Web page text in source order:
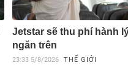
Jetstar sẽ thu phí hành
ngăn trên
23:33 5/8/2026 THẾ GIỚI